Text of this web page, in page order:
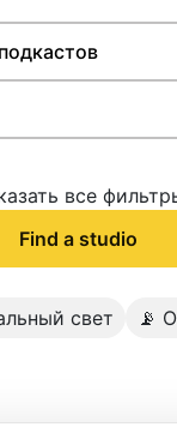
все
Find a studio
свет 📡